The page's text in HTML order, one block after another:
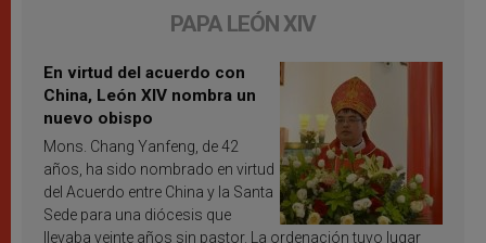
PAPA LEÓN XIV
En virtud del acuerdo con
China, León XIV nombra un
nuevo obispo
Mons. Chang Yanfeng, de 42
años, ha sido nombrado en virtud
del Acuerdo entre China y la Santa
Sede para una diócesis que
llevaba veinte años sin pastor. La ordenación tuvo lugar